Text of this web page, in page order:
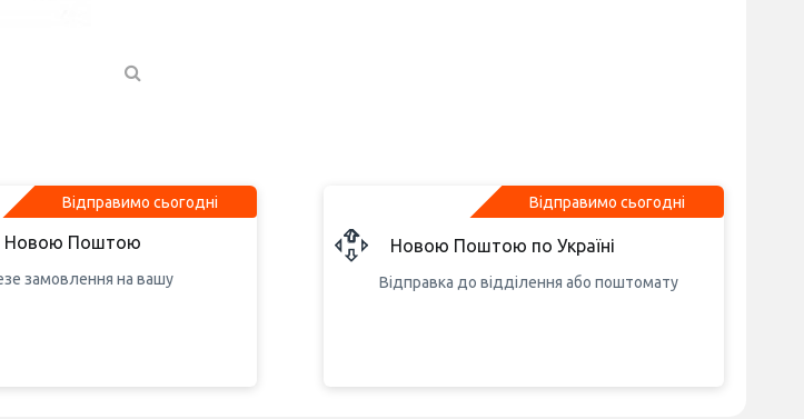
Відправимо сьогодні
Новою Поштою
замовлення на вашу
Відправимо сьогодні
Новою Поштою по Україні
Відправка до відділення або поштомату